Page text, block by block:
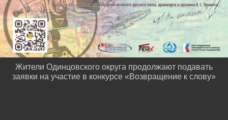
Жители Одинцовского округа продолжают подавать
заявки на участие в конкурсе «Возвращение к слову»